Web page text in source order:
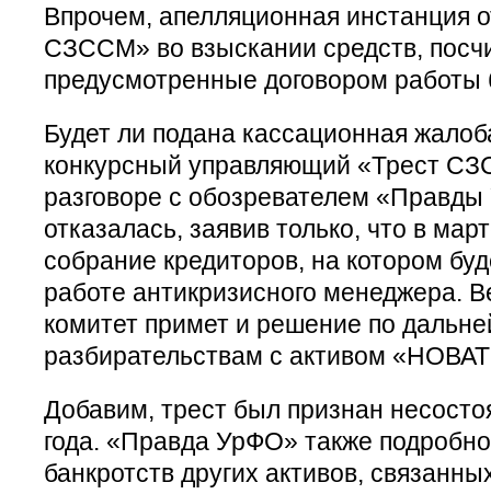
Впрочем, апелляционная инстанция
СЗССМ» во взыскании средств,
предусмотренные договором
Будет ли подана кассационная
конкурсный управляющий «Трест
разговоре с обозревателем
отказалась, заявив только, что в
собрание кредиторов, на котором
работе антикризисного менеджера.
комитет примет и решение по
разбирательствам с активом
Добавим, трест был признан
года. «Правда УрФО» также
банкротств других активов,